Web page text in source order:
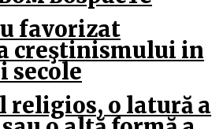
favorizat
creştinismului in
secole
religios, o latură a